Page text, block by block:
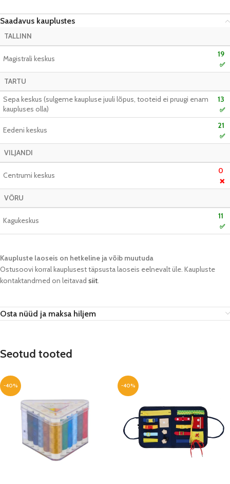
Saadavus kauplustes
TALLINN
Magistrali keskus 19
✅
TARTU
Sepa keskus (sulgeme kaupluse juuli lõpus, tooteid ei pruugi enam
kaupluses olla)
13
✅
Eedeni keskus 21
✅
VILJANDI
Centrumi keskus 0
❌
VÕRU
Kagukeskus 11
✅
Kaupluste laoseis on hetkeline ja võib muutuda​
Ostusoovi korral kauplusest täpsusta laoseis eelnevalt üle. Kaupluste
kontaktandmed on leitavad siit.
Osta nüüd ja maksa hiljem
Seotud tooted
-40% -40%